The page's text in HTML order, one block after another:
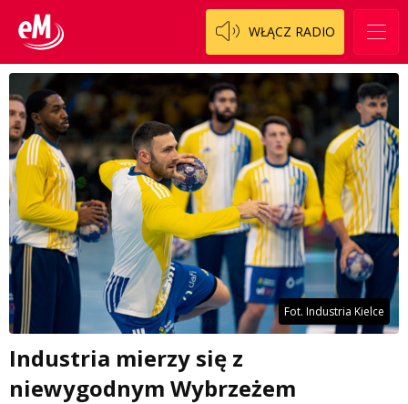
WŁĄCZ RADIO
Fot. Industria Kielce
Industria mierzy się z
niewygodnym Wybrzeżem